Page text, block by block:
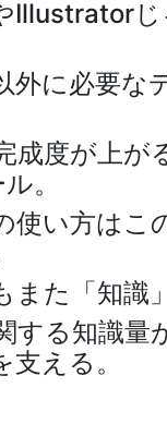
Illustrator
外に必要な
成度が上が
。
使い方はこ
また「知識
する知識量
える。